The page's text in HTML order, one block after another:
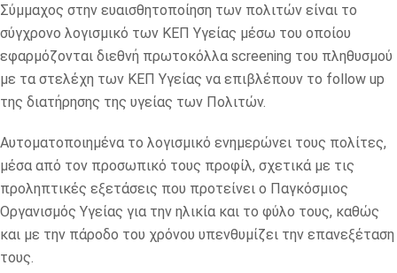
Σύμμαχος στην ευαισθητοποίηση των πολιτών είναι το
σύγχρονο λογισμικό των ΚΕΠ Υγείας μέσω του οποίου
εφαρμόζονται διεθνή πρωτοκόλλα screening του πληθυσμού
με τα στελέχη των ΚΕΠ Υγείας να επιβλέπουν το follow up
της διατήρησης της υγείας των Πολιτών.
Αυτοματοποιημένα το λογισμικό ενημερώνει τους πολίτες,
μέσα από τον προσωπικό τους προφίλ, σχετικά με τις
προληπτικές εξετάσεις που προτείνει ο Παγκόσμιος
Οργανισμός Υγείας για την ηλικία και το φύλο τους, καθώς
και με την πάροδο του χρόνου υπενθυμίζει την επανεξέταση
τους.